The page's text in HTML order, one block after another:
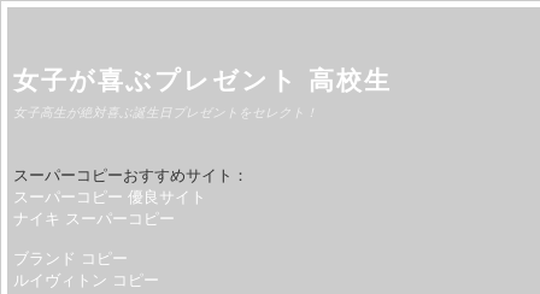
女子が喜ぶプレゼント 高校生
女子高生が絶対喜ぶ誕生日プレゼントをセレクト！
スーパーコピーおすすめサイト：
スーパーコピー 優良サイト
ナイキ スーパーコピー
ブランド コピー
ルイヴィトン コピー